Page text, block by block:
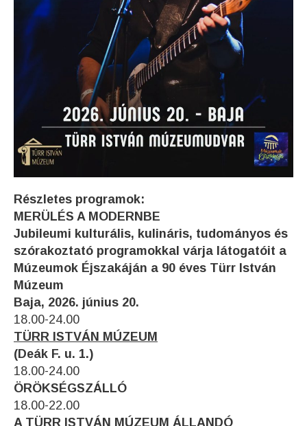
Részletes programok:
MERÜLÉS A MODERNBE
Jubileumi kulturális, kulináris, tudományos és
szórakoztató programokkal várja látogatóit a
Múzeumok Éjszakáján a 90 éves Türr István
Múzeum
Baja, 2026. június 20.
18.00-24.00
TÜRR ISTVÁN MÚZEUM
(Deák F. u. 1.)
18.00-24.00
ÖRÖKSÉGSZÁLLÓ
18.00-22.00
A TÜRR ISTVÁN MÚZEUM ÁLLANDÓ